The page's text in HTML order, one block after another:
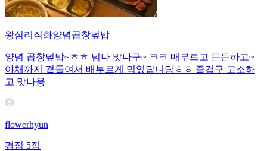
왕심리직화양념곱창덮밥
양념 곱창덮밥~ㅎㅎ 넘나 맛나구~ ㅋㅋ 배부르고 든든하고~
야채까지 곁들여서 배부르게 먹었답니당ㅎㅎ 즐겁구 고소하
고 맛나융
flowerhyun
평점 5점